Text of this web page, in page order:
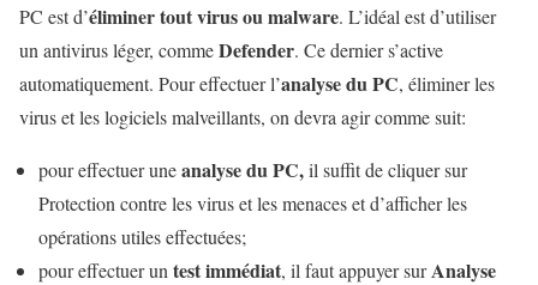
PC est d’éliminer tout virus ou malware. L’idéal est d’utiliser
un antivirus léger, commeDefender. Ce dernier s’active
automatiquement. Pour effectuer l’analyse du PC, éliminer les
virus et les logiciels malveillants, on devra agir comme suit:
pour effectuer uneanalyse du PC,il suffit de cliquer sur
Protection contre les virus et les menaces et d’afficher les
opérations utiles effectuées;
pour effectuer un test immédiat, il faut appuyer surAnalyse